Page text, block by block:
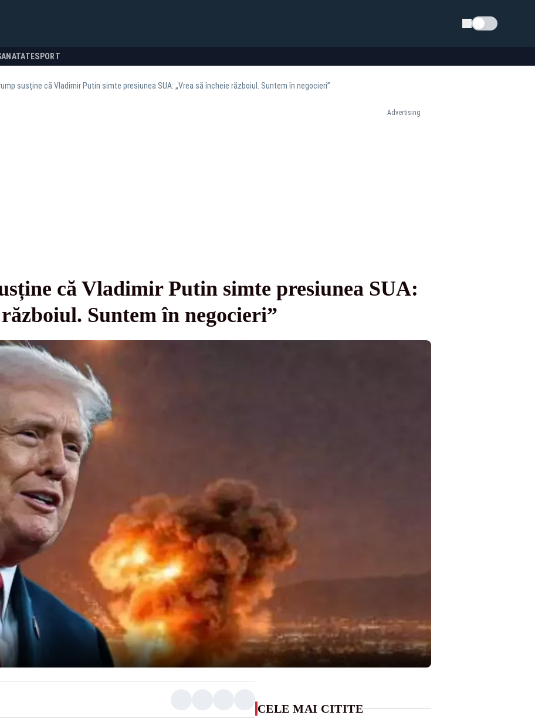
Schimba tema
SPORT
susține că Vladimir Putin simte presiunea SUA: „Vrea să încheie războiul. Suntem în negocieri”
Advertising
că Vladimir Putin simte presiunea SUA:
Suntem în negocieri”
CELE MAI CITITE